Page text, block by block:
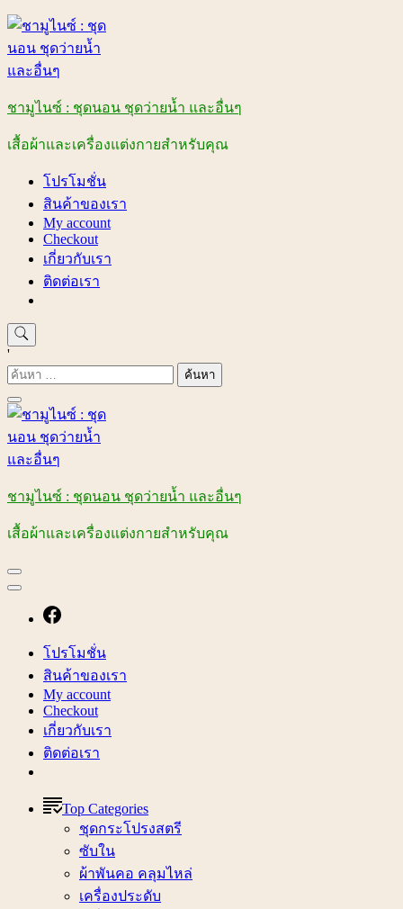
Skip
content
ชามูไนซ์ : ชุดนอน ชุดว่ายน้ำ และอื่นๆ
เสื้อผ้าและเครื่องแต่งกายสำหรับคุณ
โปรโมชั่น
สินค้าของเรา
My account
Checkout
เกี่ยวกับเรา
ติดต่อเรา
'
ค้นหา
สำหรับ:
ชามูไนซ์ : ชุดนอน ชุดว่ายน้ำ และอื่นๆ
เสื้อผ้าและเครื่องแต่งกายสำหรับคุณ
โปรโมชั่น
สินค้าของเรา
My account
Checkout
เกี่ยวกับเรา
ติดต่อเรา
Top Categories
ชุดกระโปรงสตรี
ซับใน
ผ้าพันคอ คลุมไหล่
เครื่องประดับ